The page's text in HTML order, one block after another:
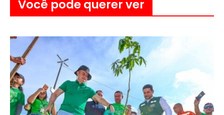
Você pode querer ver